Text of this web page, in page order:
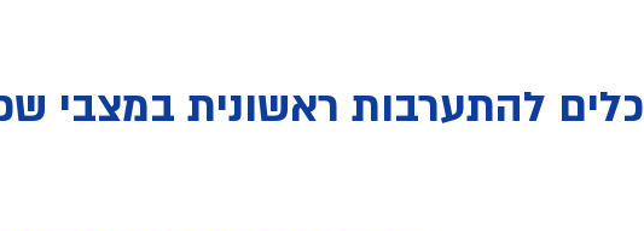
כלים להתערבות ראשונית במצבי